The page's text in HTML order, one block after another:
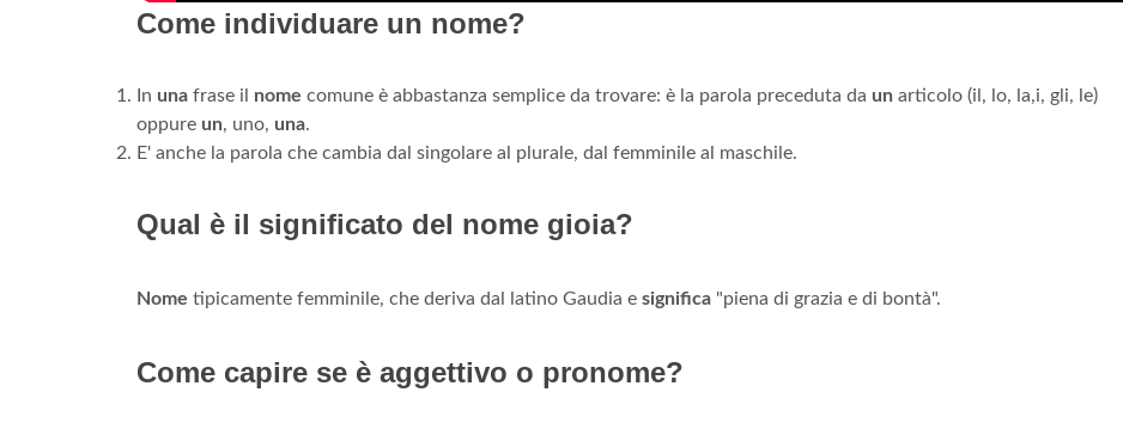
Come individuare un nome?
In una frase il nome comune è abbastanza semplice da trovare: è la parola preceduta da un articolo (il, lo, la,i, gli, le)
oppure un, uno, una.
E' anche la parola che cambia dal singolare al plurale, dal femminile al maschile.
Qual è il significato del nome gioia?
Nome tipicamente femminile, che deriva dal latino Gaudia e significa "piena di grazia e di bontà".
Come capire se è aggettivo o pronome?